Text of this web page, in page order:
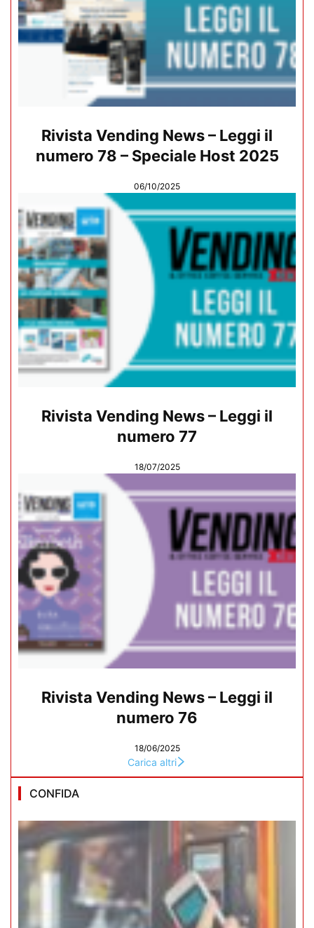
Rivista Vending News – Leggi il
numero 78 – Speciale Host 2025
06/10/2025
Rivista Vending News – Leggi il
numero 77
18/07/2025
Rivista Vending News – Leggi il
numero 76
18/06/2025
Carica altri
CONFIDA